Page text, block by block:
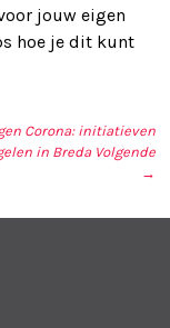
jouw eigen
hoe je dit kunt
Corona: initiatieven
in Breda Volgende
→